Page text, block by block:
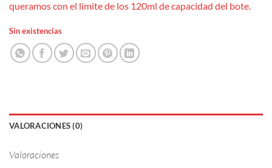
queramos con el límite de los 120ml de capacidad del bote.
Sin existencias
VALORACIONES (0)
Valoraciones